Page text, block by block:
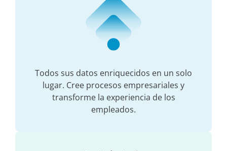
Todos sus datos enriquecidos en un solo
lugar. Cree procesos empresariales y
transforme la experiencia de los
empleados.